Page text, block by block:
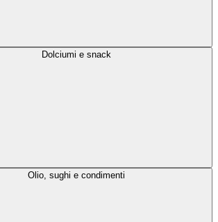
Dolciumi e snack
Olio, sughi e condimenti